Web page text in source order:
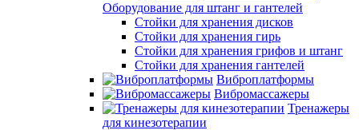
Оборудование для штанг и гантелей
Стойки для хранения дисков
Стойки для хранения гирь
Стойки для хранения грифов и штанг
Стойки для хранения гантелей
Виброплатформы
Вибромассажеры
Тренажеры
для кинезотерапии